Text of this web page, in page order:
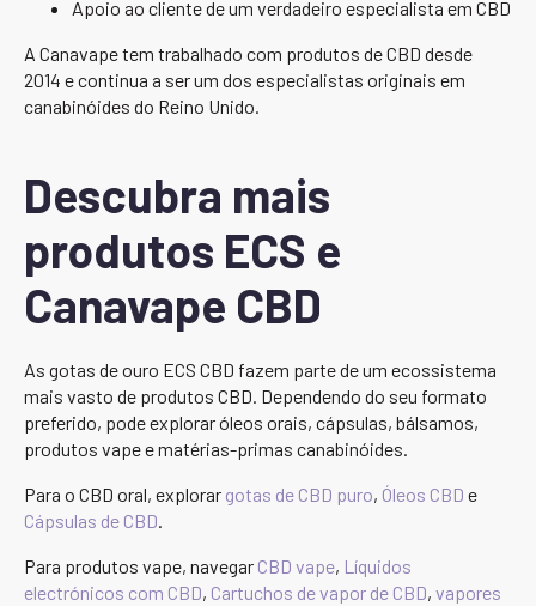
Apoio ao cliente de um verdadeiro especialista em CBD
A Canavape tem trabalhado com produtos de CBD desde
2014 e continua a ser um dos especialistas originais em
canabinóides do Reino Unido.
Descubra mais
produtos ECS e
Canavape CBD
As gotas de ouro ECS CBD fazem parte de um ecossistema
mais vasto de produtos CBD. Dependendo do seu formato
preferido, pode explorar óleos orais, cápsulas, bálsamos,
produtos vape e matérias-primas canabinóides.
Para o CBD oral, explorar gotas de CBD puro, Óleos CBD e
Cápsulas de CBD.
Para produtos vape, navegar CBD vape, Líquidos
electrónicos com CBD, Cartuchos de vapor de CBD, vapores